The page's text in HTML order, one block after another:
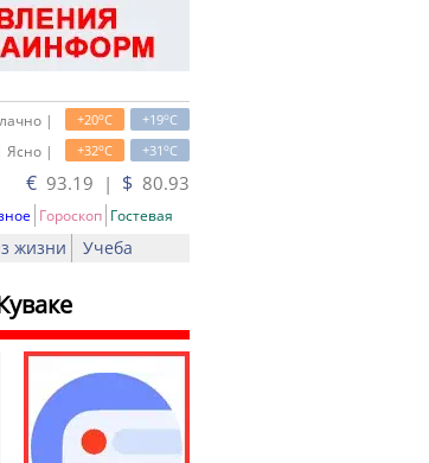
+19oC
+20oC
|
+31oC
+32oC
Ясно |
€ 93.19 | $ 80.93
Гороскоп Гостевая
жизни Учеба